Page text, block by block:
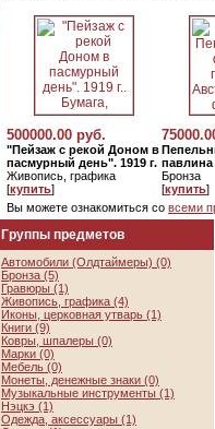
500000.00 руб.
"Пейзаж с рекой Доном в
пасмурный день". 1919 г.
Живопись, графика
[купить]
павлина
Бронза
[купить]
Вы можете ознакомиться со всеми
Группы предметов
Автомобили (Олдтаймеры) (0)
Бронза (5)
Гравюры (1)
Живопись, графика (4)
Иконы, церковная утварь (1)
Книги (9)
Ковры, шпалеры (0)
Марки (0)
Мебель (0)
Монеты, денежные знаки (0)
Музыкальные инструменты (1)
Нэцкэ (1)
Одежда, аксессуары (1)